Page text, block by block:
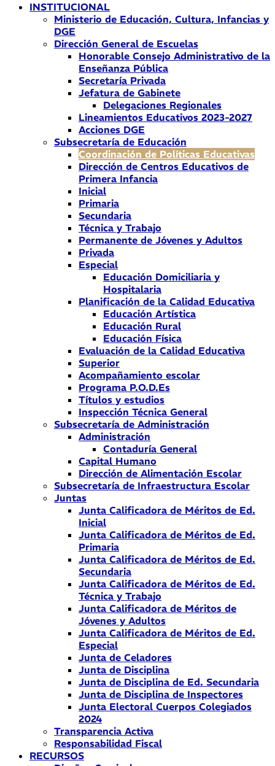
INSTITUCIONAL
Ministerio de Educación, Cultura, Infancias y
DGE
Dirección General de Escuelas
Honorable Consejo Administrativo de la
Enseñanza Pública
Secretaría Privada
Jefatura de Gabinete
Delegaciones Regionales
Lineamientos Educativos 2023-2027
Acciones DGE
Subsecretaría de Educación
Coordinación de Políticas Educativas
Dirección de Centros Educativos de
Primera Infancia
Inicial
Primaria
Secundaria
Técnica y Trabajo
Permanente de Jóvenes y Adultos
Privada
Especial
Educación Domiciliaria y
Hospitalaria
Planificación de la Calidad Educativa
Educación Artística
Educación Rural
Educación Física
Evaluación de la Calidad Educativa
Superior
Acompañamiento escolar
Programa P.O.D.Es
Títulos y estudios
Inspección Técnica General
Subsecretaría de Administración
Administración
Contaduría General
Capital Humano
Dirección de Alimentación Escolar
Subsecretaría de Infraestructura Escolar
Juntas
Junta Calificadora de Méritos de Ed.
Inicial
Junta Calificadora de Méritos de Ed.
Primaria
Junta Calificadora de Méritos de Ed.
Secundaria
Junta Calificadora de Méritos de Ed.
Técnica y Trabajo
Junta Calificadora de Méritos de
Jóvenes y Adultos
Junta Calificadora de Méritos de Ed.
Especial
Junta de Celadores
Junta de Disciplina
Junta de Disciplina de Ed. Secundaria
Junta de Disciplina de Inspectores
Junta Electoral Cuerpos Colegiados
2024
Transparencia Activa
Responsabilidad Fiscal
RECURSOS